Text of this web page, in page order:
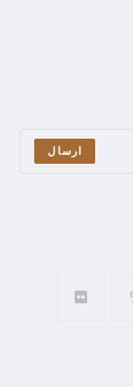
ارسال